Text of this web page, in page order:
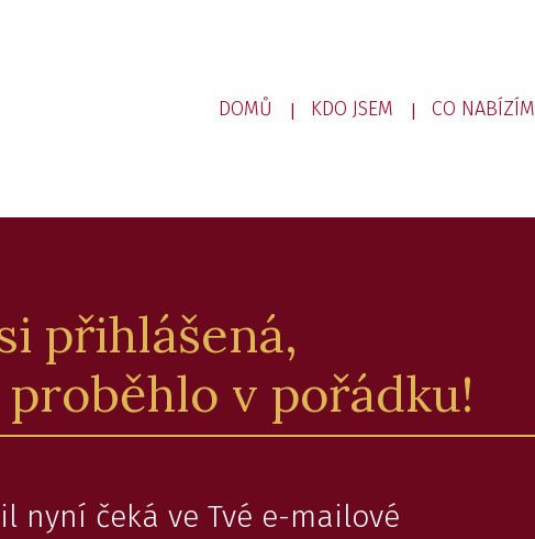
DOMŮ KDO JSEM CO NABÍZÍM
přihlášená,
v pořádku!
nyní čeká ve Tvé e-mailové